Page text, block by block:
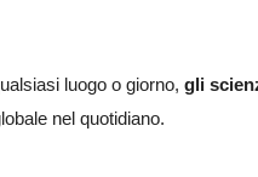
luogo o giorno, gli
nel quotidiano.